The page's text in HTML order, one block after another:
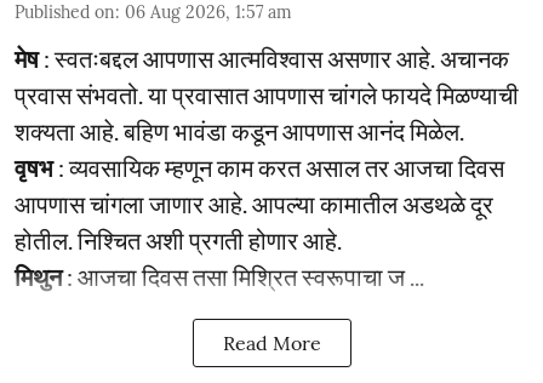
Published on: 06 Aug 2026, 1:57 am
मेष: स्वतःबद्दल आपणास आत्मविश्वास असणार आहे. अचानक
प्रवास संभवतो. या प्रवासात आपणास चांगले फायदे मिळण्याची
शक्यता आहे. बहिण भावंडा कडून आपणास आनंद मिळेल.
वृषभ: व्यवसायिक म्हणून काम करत असाल तर आजचा दिवस
आपणास चांगला जाणार आहे. आपल्या कामातील अडथळे दूर
होतील. निश्चित अशी प्रगती होणार आहे.
मिथुन: आजचा दिवस तसा मिश्रित स्वरूपाचा ज ...
Read More